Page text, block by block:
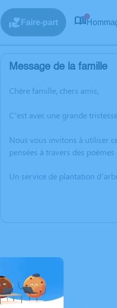
Faire-part
Message de la famille
Chère famille, chers amis,
C’est avec une grande
Nous vous invitons à utiliser
pensées à travers des
Un service de plantation